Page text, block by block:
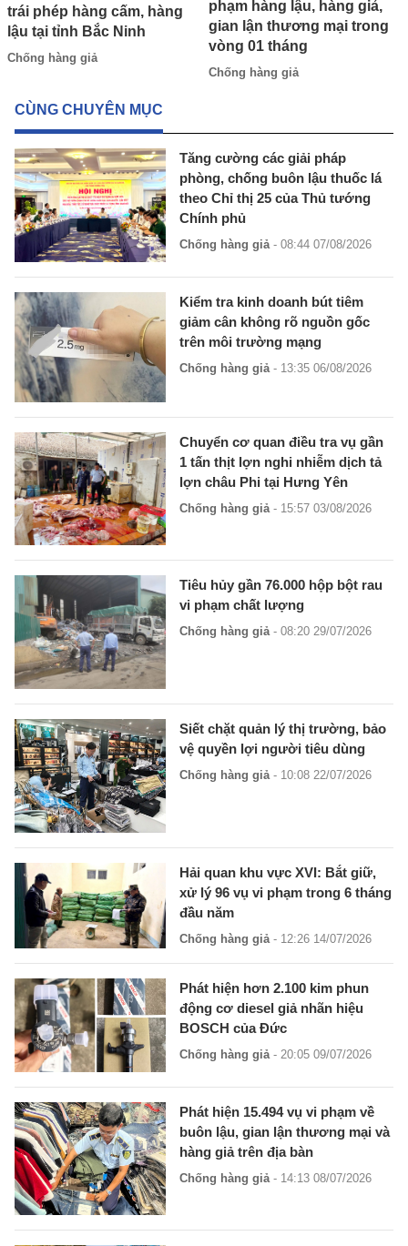
trái phép hàng cấm, hàng
lậu tại tỉnh Bắc Ninh
Chống hàng giả
phạm hàng lậu, hàng giả,
gian lận thương mại trong
vòng 01 tháng
Chống hàng giả
CÙNG CHUYÊN MỤC
Tăng cường các giải pháp
phòng, chống buôn lậu thuốc lá
theo Chỉ thị 25 của Thủ tướng
Chính phủ
Chống hàng giả - 08:44 07/08/2026
Kiểm tra kinh doanh bút tiêm
giảm cân không rõ nguồn gốc
trên môi trường mạng
Chống hàng giả - 13:35 06/08/2026
Chuyển cơ quan điều tra vụ gần
1 tấn thịt lợn nghi nhiễm dịch tả
lợn châu Phi tại Hưng Yên
Chống hàng giả - 15:57 03/08/2026
Tiêu hủy gần 76.000 hộp bột rau
vi phạm chất lượng
Chống hàng giả- 08:20 29/07/2026
Siết chặt quản lý thị trường, bảo
vệ quyền lợi người tiêu dùng
Chống hàng giả- 10:08 22/07/2026
Hải quan khu vực XVI: Bắt giữ,
xử lý 96 vụ vi phạm trong 6 tháng
đầu năm
Chống hàng giả - 12:26 14/07/2026
Phát hiện hơn 2.100 kim phun
động cơ diesel giả nhãn hiệu
BOSCH của Đức
Chống hàng giả - 20:05 09/07/2026
Phát hiện 15.494 vụ vi phạm về
buôn lậu, gian lận thương mại và
hàng giả trên địa bàn
Chống hàng giả - 14:13 08/07/2026